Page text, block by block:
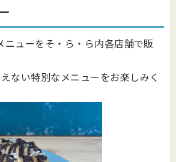
ニューをそ・ら・ら内各店舗で販
ない特別なメニューをお楽しみく